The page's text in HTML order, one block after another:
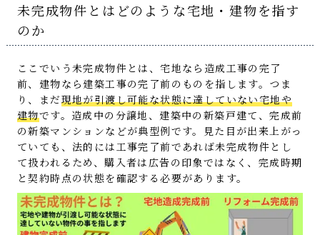
未完成物件とはどのような宅地・建物を指す
のか
ここでいう未完成物件とは、宅地なら造成工事の完了
前、建物なら建築工事の完了前のものを指します。つま
り、まだ現地が引渡し可能な状態に達していない宅地や
建物です。造成中の分譲地、建築中の新築戸建て、完成前
の新築マンションなどが典型例です。見た目が出来上がっ
ていても、法的には工事完了前であれば未完成物件とし
て扱われるため、購入者は広告の印象ではなく、完成時期
と契約時点の状態を確認する必要があります。